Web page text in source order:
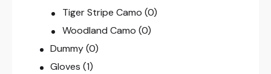
Tiger Stripe Camo (0)
Woodland Camo (0)
Dummy (0)
Gloves (1)